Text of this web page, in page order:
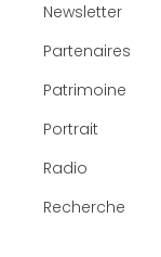
Newsletter
Partenaires
Patrimoine
Portrait
Radio
Recherche